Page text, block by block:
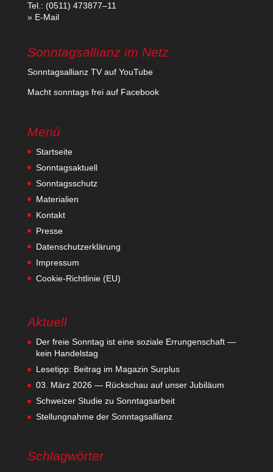
Tel.: (0511) 473877–11
» E‑Mail
Sonntagsallianz im Netz
Sonn­tags­al­lianz TV auf YouTube
Macht sonn­tags frei auf Facebook
Menü
Startseite
Sonntagsaktuell
Sonntagsschutz
Materialien
Kontakt
Presse
Datenschutzerklärung
Impressum
Cookie-Richtlinie (EU)
Aktuell
Der freie Sonntag ist eine soziale Errungenschaft —
kein Handelstag
Lesetipp: Beitrag im Magazin Surplus
03. März 2026 — Rückschau auf unser Jubiläum
Schweizer Studie zu Sonntagsarbeit
Stellungnahme der Sonntagsallianz
Schlagwörter